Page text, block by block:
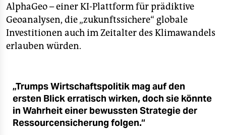
AlphaGeo – einer KI-Plattform für prädiktive
Geoanalysen, die „zukunftssichere“ globale
Investitionen auch im Zeitalter des Klimawandels
erlauben würden.
„Trumps Wirtschaftspolitik mag auf den
ersten Blick erratisch wirken, doch sie könnte
in Wahrheit einer bewussten Strategie der
Ressourcensicherung folgen.“